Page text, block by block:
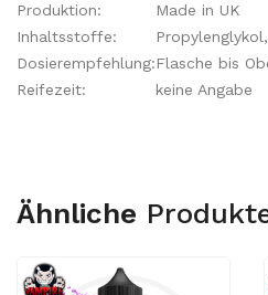
Produktion:
Made in UK
Inhaltsstoffe:
Dosierempfehlung:Flasche bis
Reifezeit:
keine Angabe
Ähnliche